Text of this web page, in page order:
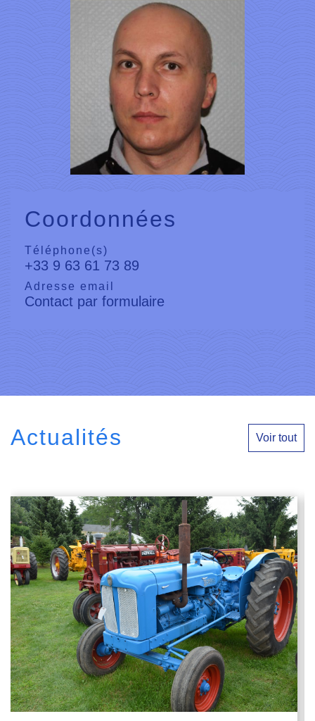
Coordonnées
Téléphone(s)
+33 9 63 61 73 89
Adresse email
Contact par formulaire
Actualités Voir tout